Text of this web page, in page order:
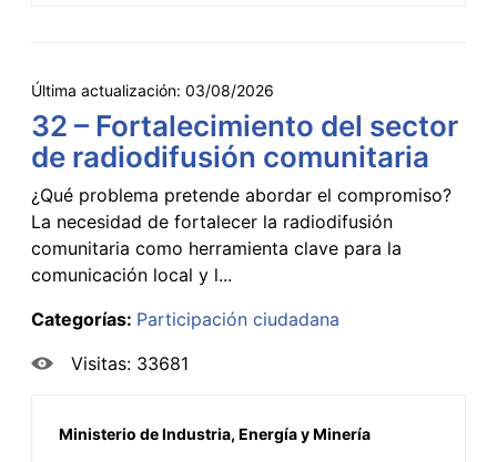
Última actualización: 03/08/2026
32 – Fortalecimiento del sector
de radiodifusión comunitaria
¿Qué problema pretende abordar el compromiso?
La necesidad de fortalecer la radiodifusión
comunitaria como herramienta clave para la
comunicación local y l...
Categorías: Participación ciudadana
Visitas: 33681
Ministerio de Industria, Energía y Minería